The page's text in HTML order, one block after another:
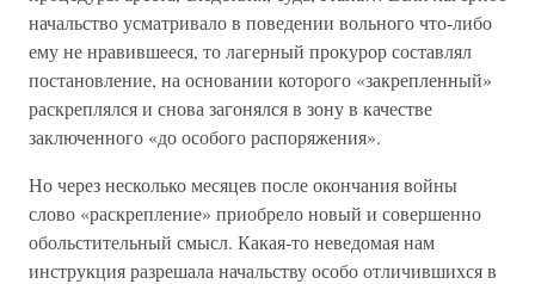
начальство усматривало в поведении вольного что-либо
ему не нравившееся, то лагерный прокурор составлял
постановление, на основании которого «закрепленный»
раскреплялся и снова загонялся в зону в качестве
заключенного «до особого распоряжения».
Но через несколько месяцев после окончания войны
слово «раскрепление» приобрело новый и совершенно
обольстительный смысл. Какая-то неведомая нам
инструкция разрешала начальству особо отличившихся в